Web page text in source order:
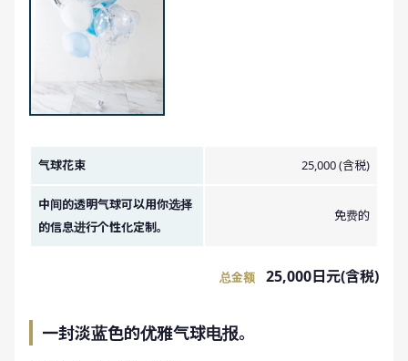
金额图像。
气球花束 25,000 (含税)
中间的透明气球可以用你选择
的信息进行个性化定制。
免费的
总金额 25,000日元(含税)
一封淡蓝色的优雅气球电报。